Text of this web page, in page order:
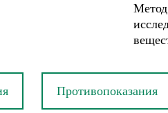
Метод
Противопоказания